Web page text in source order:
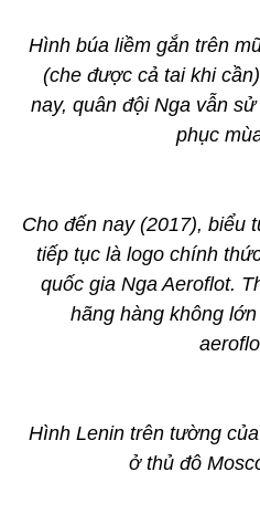
Hình búa liềm gắn trên
(che được cả tai khi
nay, quân đội Nga vẫn
phục
Cho đến nay (2017), biểu
tiếp tục là logo chính
quốc gia Nga Aeroflot.
hãng hàng không
Hình Lenin trên tường
ở thủ đô